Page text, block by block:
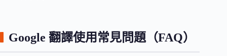
Google 翻譯使用常見問題（FAQ）